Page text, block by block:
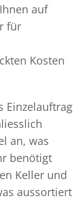
auf
für
Kosten
Einzelauftrag
an, was
benötigt
Keller und
aussortiert